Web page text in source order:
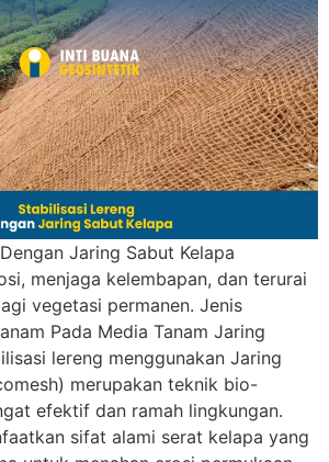
Jaring Sabut Kelapa
menjaga kelembapan, dan terurai
vegetasi permanen. Jenis
Pada Media Tanam Jaring
lereng menggunakan Jaring
merupakan teknik bio-
efektif dan ramah lingkungan.
sifat alami serat kelapa yang